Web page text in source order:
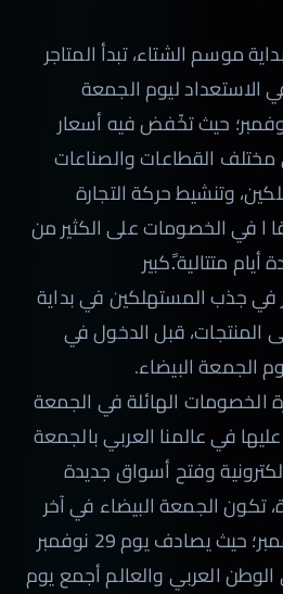
موسم الشتاء، تبدأ المتاجر
الاستعداد ليوم الجمعة
حيث تخّفض فيه أسعار
مختلف القطاعات والصناعات
وتنشيط حركة التجارة
ا في الخصومات على الكثير من
متتالية.ًكبير
في جذب المستهلكين في بداية
المنتجات، قبل الدخول في
الجمعة البيضاء.
الهائلة في الجمعة
في عالمنا العربي بالجمعة
وفتح أسواق جديدة
تكون الجمعة البيضاء في آخر
يوم جمعة من شهر نوفمبر؛ حيث يصادف يوم 29 نوفمبر
الوطن العربي والعالم أجمع يوم